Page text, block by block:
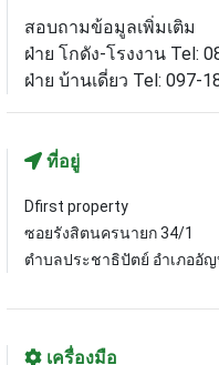
สอบถามข้อมูลเพิ่มเติม
ฝ่าย โกดัง-โรงงาน Tel:
ฝ่าย บ้านเดี่ยว Tel: 097-
ที่อยู่
Dfirst property
ซอยรังสิตนครนายก 34/1
ตำบลประชาธิปัตย์ อำเภออั
เครื่องมือ